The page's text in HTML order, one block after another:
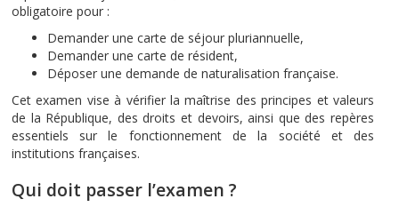
obligatoire pour :
Demander une carte de séjour pluriannuelle,
Demander une carte de résident,
Déposer une demande de naturalisation française.
Cet examen vise à vérifier la maîtrise des principes et valeurs
de la République, des droits et devoirs, ainsi que des repères
essentiels sur le fonctionnement de la société et des
institutions françaises.
Qui doit passer l’examen ?